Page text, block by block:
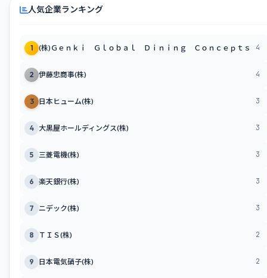
人気企業ランキング
1 (株)Ｇｅｎｋｉ Ｇｌｏｂａｌ Ｄｉｎｉｎｇ Ｃｏｎｃｅｐｔｓ 4
2 伊藤忠商事(株) 4
3 日本ヒューム(株) 3
4 大黒屋ホールディングス(株) 3
5 三菱電機(株) 3
6 楽天銀行(株) 3
7 ニデック(株) 3
8 ＴＩＳ(株) 2
9 日本電気硝子(株) 2